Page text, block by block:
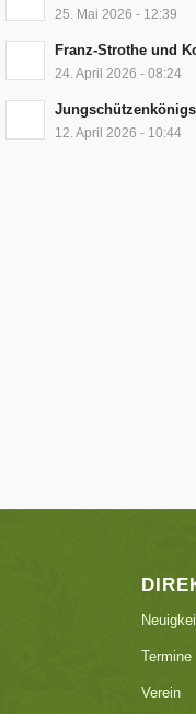
25. Mai 2026 - 12:39
Franz-Strothe und
24. April 2026 - 08:24
12. April 2026 - 10:44
Termine
Verein